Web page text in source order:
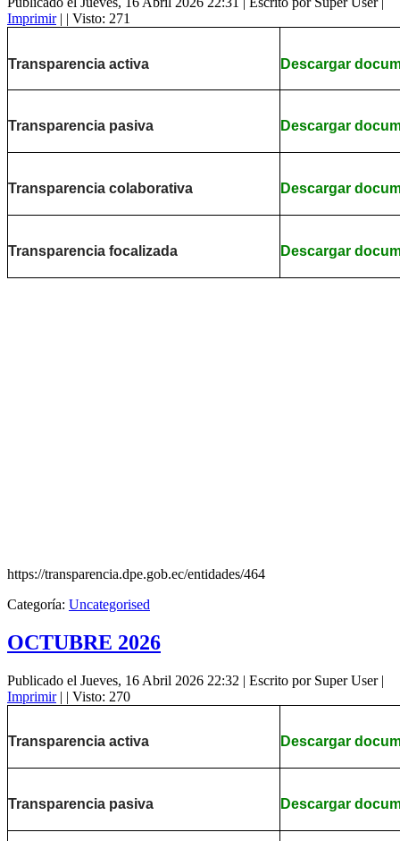
Imprimir| | Visto: 271
Transparencia activa Descargar
Transparencia pasiva Descargar
Transparencia colaborativa Descargar
Transparencia focalizada Descargar
https://transparencia.dpe.gob.ec/entidades/464
Categoría: Uncategorised
OCTUBRE 2026
Publicado el Jueves, 16 Abril 2026 22:32 | Escrito por Super User|
Imprimir| | Visto: 270
Transparencia activa Descargar
Transparencia pasiva Descargar